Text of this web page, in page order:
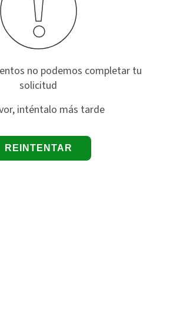
no podemos completar tu
solicitud
inténtalo más tarde
REINTENTAR